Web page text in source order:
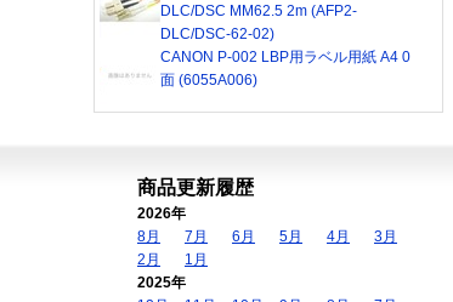
DLC/DSC MM62.5 2m (AFP2-
DLC/DSC-62-02)
CANON P-002 LBP用ラベル用紙 A4 0
面 (6055A006)
商品更新履歴
2026年
8月
7月 6月 5月 4月
3月
2月
1月
2025年